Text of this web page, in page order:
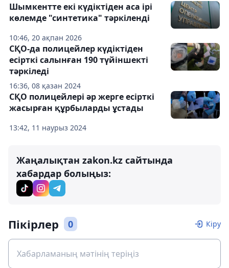
10:46, 20 ақпан 2026
Шымкентте екі күдіктіден аса ірі
көлемде "синтетика" тәркіленді
16:36, 08 қазан 2024
СҚО-да полицейлер күдіктіден
есірткі салынған 190 түйіншекті
тәркіледі
13:42, 11 наурыз 2024
СҚО полицейлері әр жерге есірткі
жасырған құрбыларды ұстады
Жаңалықтан zakon.kz сайтында
хабардар болыңыз:
Пікірлер 0 Кіру